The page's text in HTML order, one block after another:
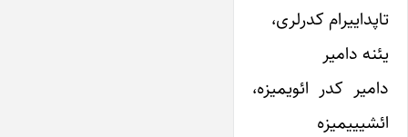
تاپداییرام کد‌رلری،
یئنه دامیر
دامیر کد‌ر ائویمیزه،
ائشیییمیزه